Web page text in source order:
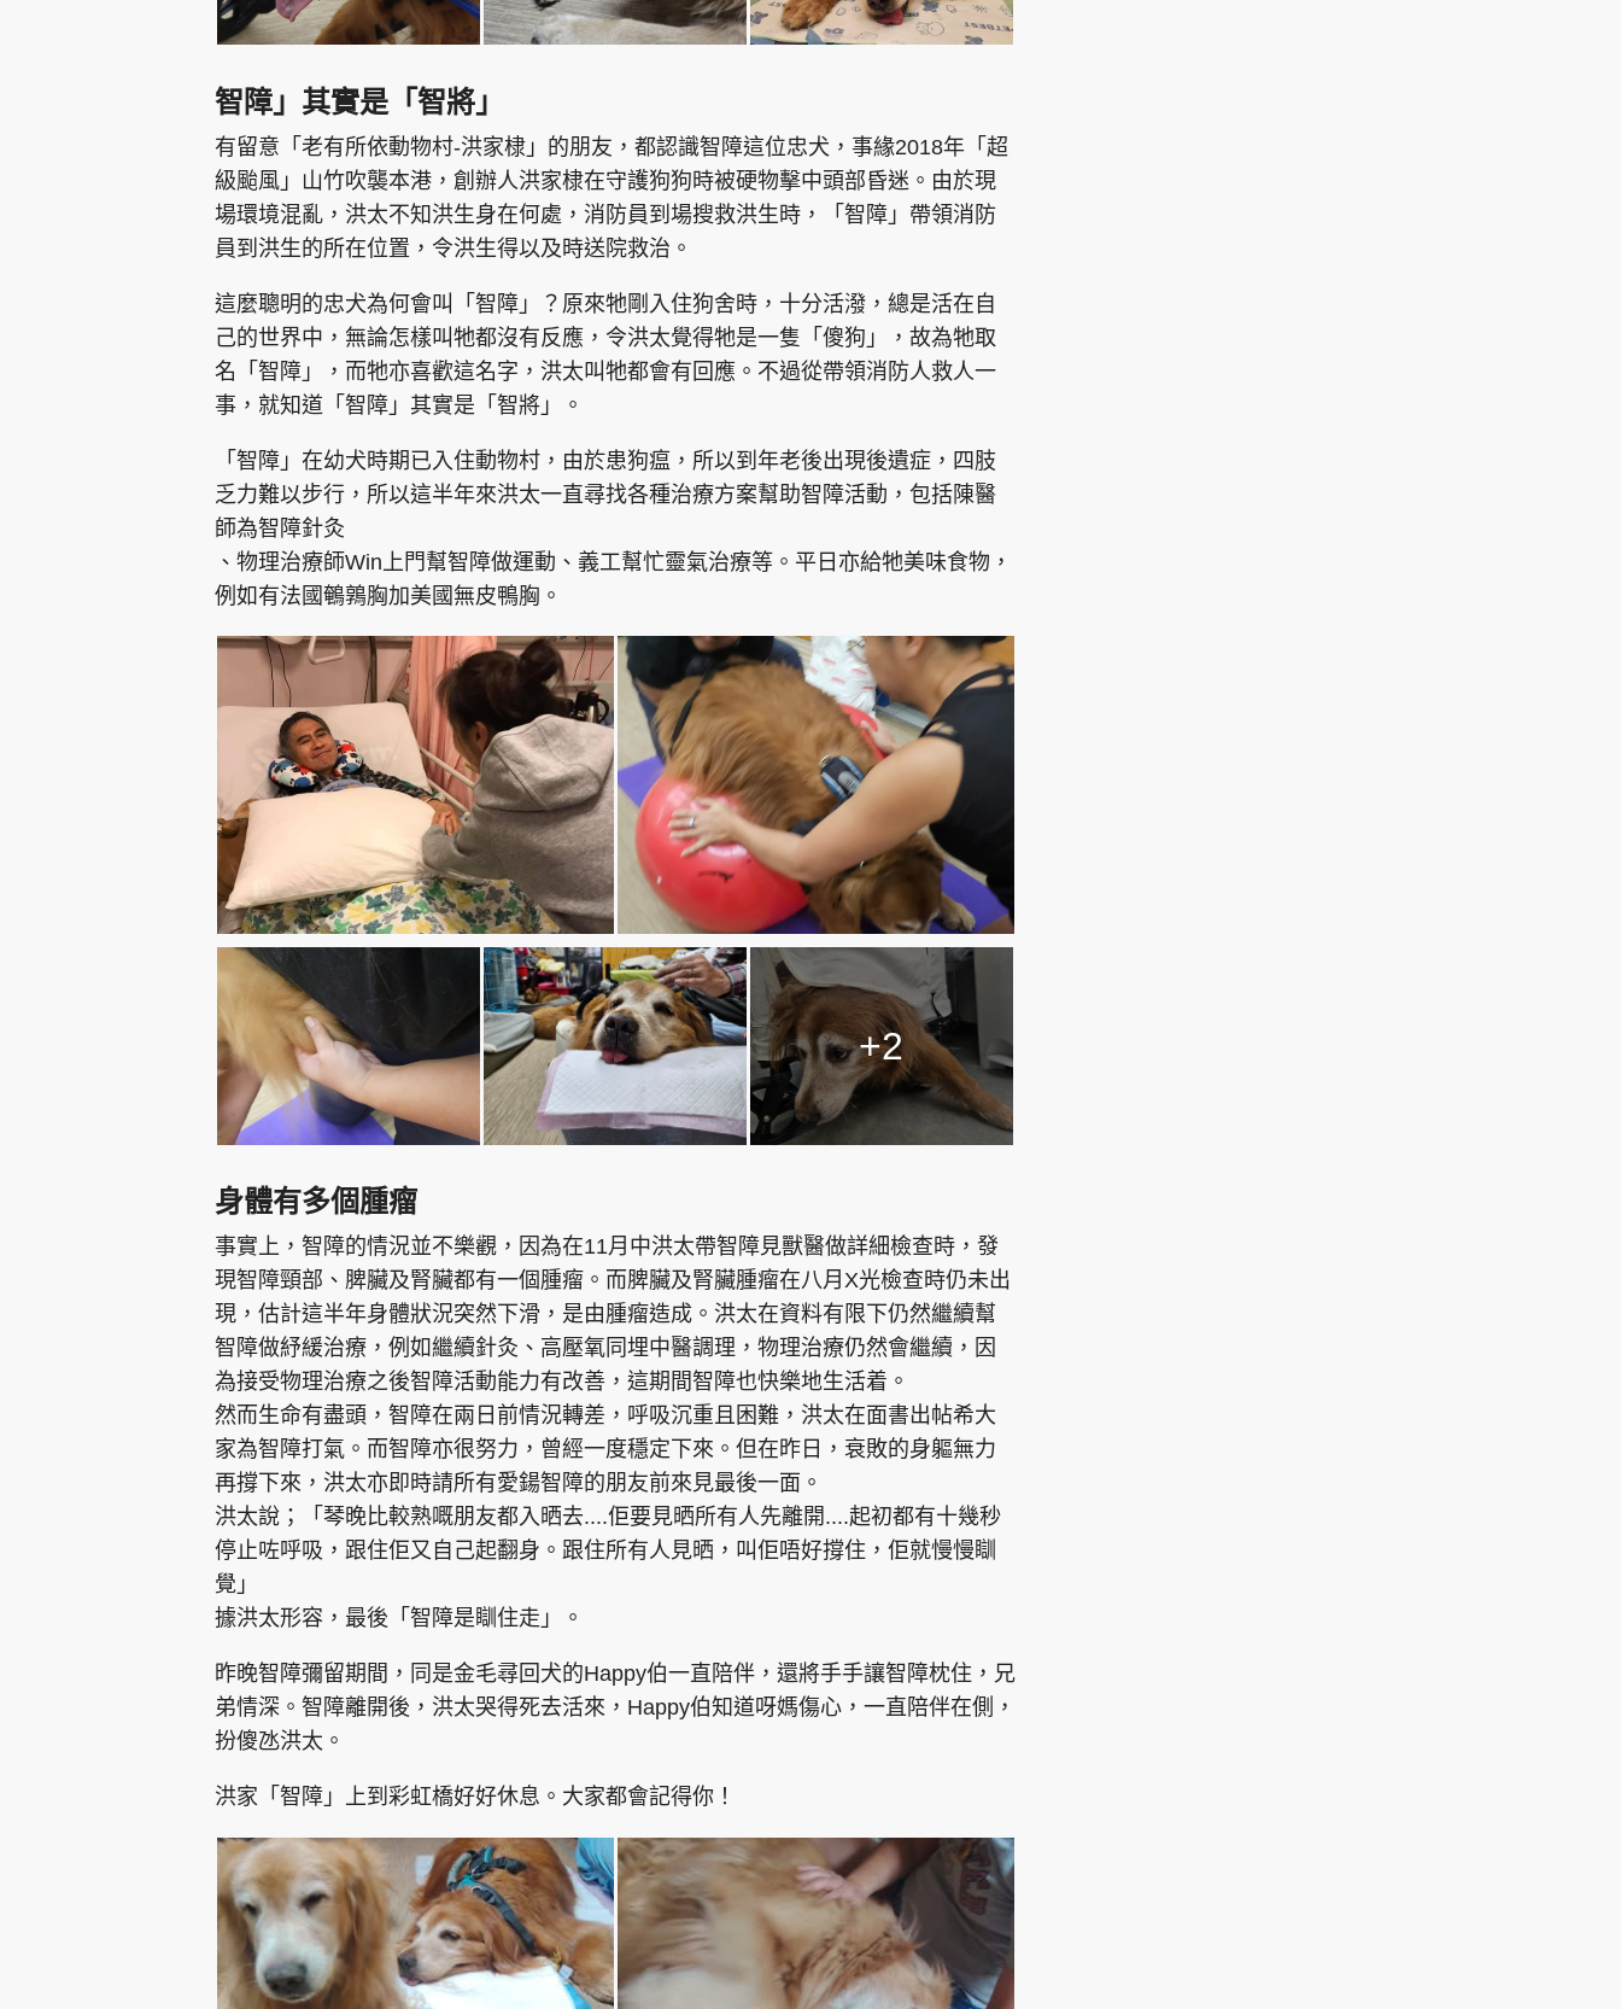
智障」其實是「智將」
有留意「老有所依動物村-洪家棣」的朋友，都認識智障這位忠犬，事緣2018年「超
級颱風」山竹吹襲本港，創辦人洪家棣在守護狗狗時被硬物擊中頭部昏迷。由於現
場環境混亂，洪太不知洪生身在何處，消防員到場搜救洪生時，「智障」帶領消防
員到洪生的所在位置，令洪生得以及時送院救治。
這麼聰明的忠犬為何會叫「智障」？原來牠剛入住狗舍時，十分活潑，總是活在自
己的世界中，無論怎樣叫牠都沒有反應，令洪太覺得牠是一隻「傻狗」，故為牠取
名「智障」，而牠亦喜歡這名字，洪太叫牠都會有回應。不過從帶領消防人救人一
事，就知道「智障」其實是「智將」。
「智障」在幼犬時期已入住動物村，由於患狗瘟，所以到年老後出現後遺症，四肢
乏力難以步行，所以這半年來洪太一直尋找各種治療方案幫助智障活動，包括陳醫
師為智障針灸
、物理治療師Win上門幫智障做運動、義工幫忙靈氣治療等。平日亦給牠美味食物，
例如有法國鵪鶉胸加美國無皮鴨胸。
+2
身體有多個腫瘤
事實上，智障的情況並不樂觀，因為在11月中洪太帶智障見獸醫做詳細檢查時，發
現智障頸部、脾臟及腎臟都有一個腫瘤。而脾臟及腎臟腫瘤在八月X光檢查時仍未出
現，估計這半年身體狀況突然下滑，是由腫瘤造成。洪太在資料有限下仍然繼續幫
智障做紓緩治療，例如繼續針灸、高壓氧同埋中醫調理，物理治療仍然會繼續，因
為接受物理治療之後智障活動能力有改善，這期間智障也快樂地生活着。
然而生命有盡頭，智障在兩日前情況轉差，呼吸沉重且困難，洪太在面書出帖希大
家為智障打氣。而智障亦很努力，曾經一度穩定下來。但在昨日，衰敗的身軀無力
再撐下來，洪太亦即時請所有愛鍚智障的朋友前來見最後一面。
洪太說；「琴晚比較熟嘅朋友都入晒去....佢要見晒所有人先離開....起初都有十幾秒
停止咗呼吸，跟住佢又自己起翻身。跟住所有人見晒，叫佢唔好撐住，佢就慢慢瞓
覺」
據洪太形容，最後「智障是瞓住走」。
昨晚智障彌留期間，同是金毛尋回犬的Happy伯一直陪伴，還將手手讓智障枕住，兄
弟情深。智障離開後，洪太哭得死去活來，Happy伯知道呀媽傷心，一直陪伴在側，
扮傻氹洪太。
洪家「智障」上到彩虹橋好好休息。大家都會記得你！